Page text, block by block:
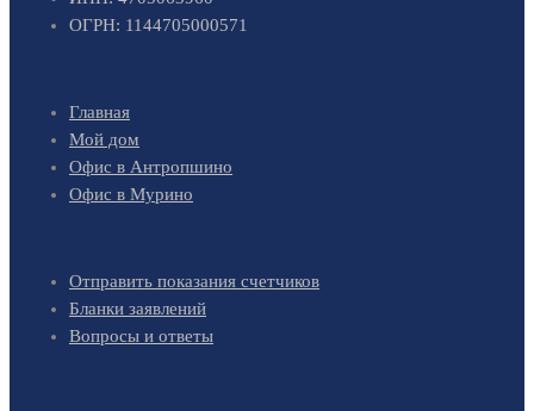
ОГРН: 1144705000571
Главная
Мой дом
Офис в Антропшино
Офис в Мурино
Отправить показания счетчиков
Бланки заявлений
Вопросы и ответы